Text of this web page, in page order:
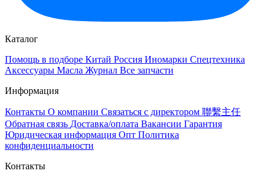
Каталог
Помощь в подборе Китай Россия Иномарки Спецтехника
Аксессуары Масла Журнал Все запчасти
Информация
Контакты О компании Связаться с директором 聯繫主任
Обратная связь Доставка/оплата Вакансии Гарантия
Юридическая информация Опт Политика
конфиденциальности
Контакты